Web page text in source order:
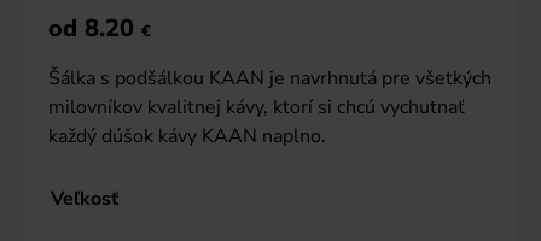
od 8.20 €
Šálka s podšálkou KAAN je navrhnutá pre všetkých
milovníkov kvalitnej kávy, ktorí si chcú vychutnať
každý dúšok kávy KAAN naplno.
Veľkosť